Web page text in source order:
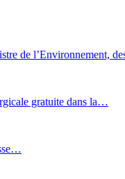
de l’Environnement,
gratuite dans la…